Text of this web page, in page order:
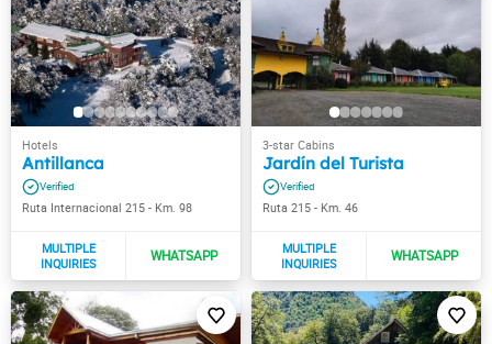
Antillanca
Ruta Internacional 215 - Km. 98
Jardín del Turista
Ruta 215 - Km. 46